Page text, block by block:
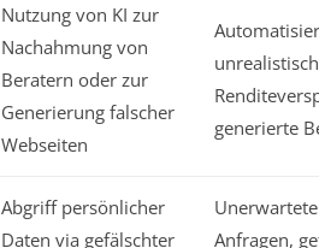
Nutzung von KI zur
Nachahmung von
Beratern oder zur
Generierung falscher
Webseiten
generierte
Abgriff persönlicher
Daten via gefälschter
Anfragen,